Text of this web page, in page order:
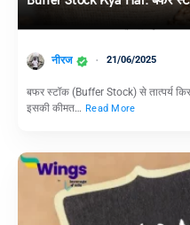
नीरज 21/06/2025
बफर स्टॉक (Buffer Stock) से तात्पर्य
इसकी कीमत… Read More